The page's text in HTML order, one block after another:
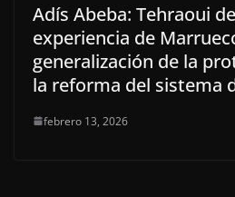
Adís Abeba: Tehraoui
experiencia de
generalización de la
la reforma del sistema
febrero 13, 2026